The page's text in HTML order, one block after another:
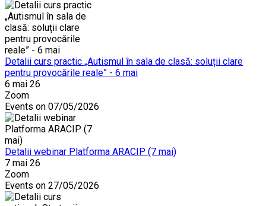
Detalii curs practic „Autismul în sala de clasă: soluții clare
pentru provocările reale” - 6 mai
6 mai 26
Zoom
Events on 07/05/2026
Detalii webinar Platforma ARACIP (7 mai)
7 mai 26
Zoom
Events on 27/05/2026